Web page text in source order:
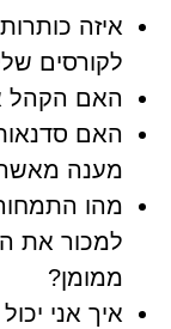
איזה
לקורסים
האם הקהל
האם
מענה
מהו
למכור את
ממומן?
איך אני